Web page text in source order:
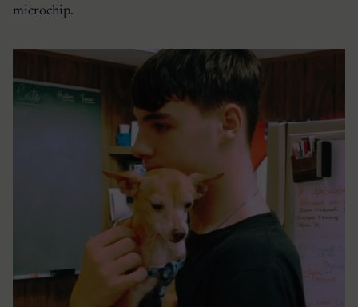
microchip.